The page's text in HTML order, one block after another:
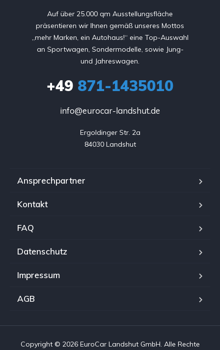
Auf über 25.000 qm Ausstellungsfläche
präsentieren wir Ihnen gemäß unseres Mottos
„mehr Marken, ein Autohaus!“ eine Top-Auswahl
an Sportwagen, Sondermodelle, sowie Jung-
und Jahreswagen.
+49 871-1435010
info@eurocar-landshut.de
Ergoldinger Str. 2a
84030 Landshut
Ansprechpartner
Kontakt
FAQ
Datenschutz
Impressum
AGB
Copyright © 2026 EuroCar Landshut GmbH. Alle Rechte